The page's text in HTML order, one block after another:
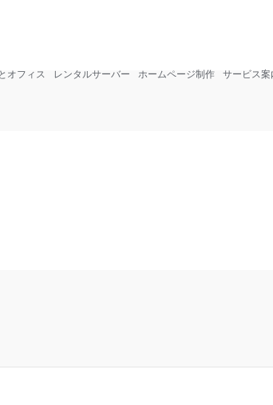
オフィス レンタルサーバー ホームページ制作 サービス案